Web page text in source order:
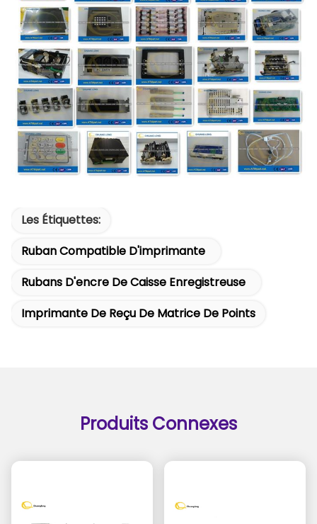
Les Étiquettes:
Ruban Compatible D'imprimante
Rubans D'encre De Caisse Enregistreuse
Imprimante De Reçu De Matrice De Points
Produits Connexes